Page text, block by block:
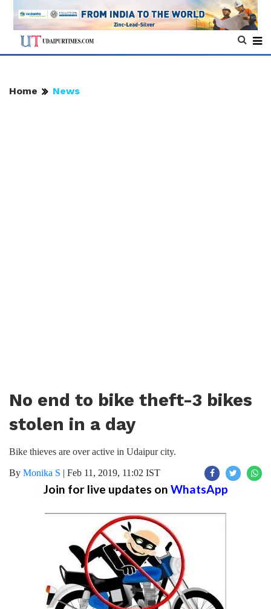
Home News
No end to bike theft-3 bikes
stolen in a day
Bike thieves are over active in Udaipur city.
By Monika S | Feb 11, 2019, 11:02 IST
Join for live updates on WhatsApp